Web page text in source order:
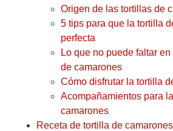
Origen de las tortillas de
5 tips para que la tortilla
perfecta
Lo que no puede faltar
de camarones
Cómo disfrutar la tortilla
Acompañamientos para
camarones
Receta de tortilla de camarones